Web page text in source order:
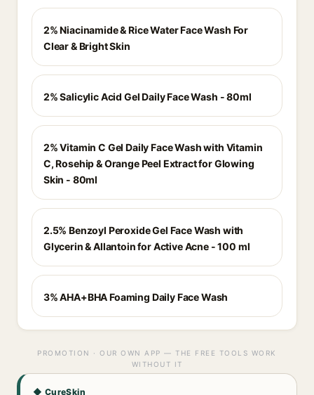
2% Niacinamide & Rice Water Face Wash For
Clear & Bright Skin
2% Salicylic Acid Gel Daily Face Wash - 80ml
2% Vitamin C Gel Daily Face Wash with Vitamin
C, Rosehip & Orange Peel Extract for Glowing
Skin - 80ml
2.5% Benzoyl Peroxide Gel Face Wash with
Glycerin & Allantoin for Active Acne - 100 ml
3% AHA+BHA Foaming Daily Face Wash
PROMOTION · OUR OWN APP — THE FREE TOOLS WORK
WITHOUT IT
◆ CureSkin